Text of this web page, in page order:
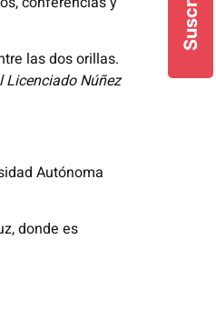
las dos orillas.
Licenciado Núñez
Autónoma
donde es